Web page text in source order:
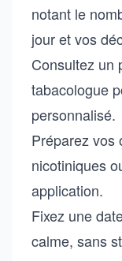
notant le
jour et vos
Consultez un
tabacologue
personnalisé.
Préparez vos
nicotiniques
application.
Fixez une
calme, sans